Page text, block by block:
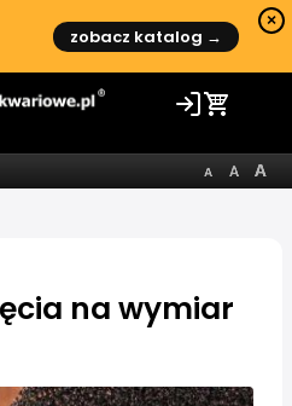
zobacz katalog →
×
na wymiar